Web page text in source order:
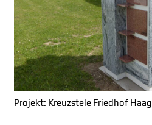
Projekt: Kreuzstele Friedhof Haag